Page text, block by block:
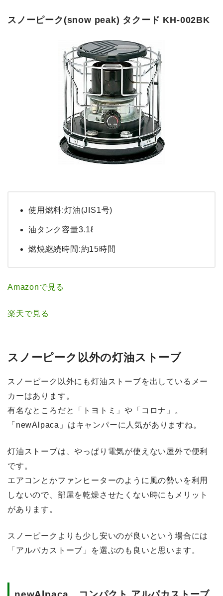
スノーピーク(snow peak) タクード KH-002BK
使用燃料:灯油(JIS1号)
油タンク容量3.1ℓ
燃焼継続時間:約15時間
Amazonで見る
楽天で見る
スノーピーク以外の灯油ストーブ
スノーピーク以外にも灯油ストーブを出しているメー
カーはあります。
有名なところだと「トヨトミ」や「コロナ」。
「newAlpaca」はキャンパーに人気がありますね。
灯油ストーブは、やっぱり電気が使えない屋外で便利
です。
エアコンとかファンヒーターのように風の勢いを利用
しないので、部屋を乾燥させたくない時にもメリット
があります。
スノーピークよりも少し安いのが良いという場合には
「アルパカストーブ」を選ぶのも良いと思います。